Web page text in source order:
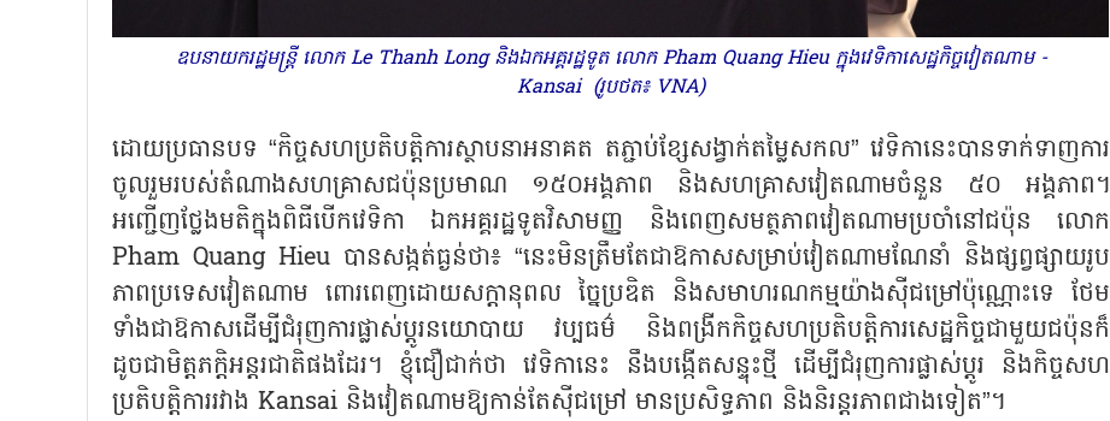
ឧបនាយករដ្ឋមន្ត្រី លោក Le Thanh Long និងឯកអគ្គរដ្ឋទូត លោក Pham Quang Hieu ក្នុងវេទិកាសេដ្ឋកិច្ចវៀតណាម -
Kansai (រូបថត៖ VNA)
ដោយប្រធានបទ “កិច្ចសហប្រតិបត្តិការស្ថាបនាអនាគត តភ្ជាប់ខ្សែសង្វាក់តម្លៃសកល” វេទិកានេះបានទាក់ទាញការ
ចូលរួមរបស់តំណាងសហគ្រាសជប៉ុនប្រមាណ ១៥០អង្គភាព និងសហគ្រាសវៀតណាមចំនួន ៥០ អង្គភាព។
អញ្ជើញថ្លែងមតិក្នុងពិធីបើកវេទិកា ឯកអគ្គរដ្ឋទូតវិសាមញ្ញ និងពេញសមត្ថភាពវៀតណាមប្រចាំនៅជប៉ុន លោក
Pham Quang Hieu បានសង្កត់ធ្ងន់ថា៖ “នេះមិនត្រឹមតែជាឱកាសសម្រាប់វៀតណាមណែនាំ និងផ្សព្វផ្សាយរូប
ភាពប្រទេសវៀតណាម ពោរពេញដោយសក្ដានុពល ច្នៃប្រឌិត និងសមាហរណកម្មយ៉ាងស៊ីជម្រៅប៉ុណ្ណោះទេ ថែម
ទាំងជាឱកាសដើម្បីជំរុញការផ្លាស់ប្តូរនយោបាយ វប្បធម៌ និងពង្រីកកិច្ចសហប្រតិបត្តិការសេដ្ឋកិច្ចជាមួយជប៉ុនក៏
ដូចជាមិត្តភក្តិអន្តរជាតិផងដែរ។ ខ្ញុំជឿជាក់ថា វេទិកានេះ នឹងបង្កើតសន្ទុះថ្មី ដើម្បីជំរុញការផ្លាស់ប្តូរ និងកិច្ចសហ
ប្រតិបត្តិការរវាង Kansai និងវៀតណាមឱ្យកាន់តែស៊ីជម្រៅ មានប្រសិទ្ធភាព និងនិរន្តរភាពជាងទៀត”។